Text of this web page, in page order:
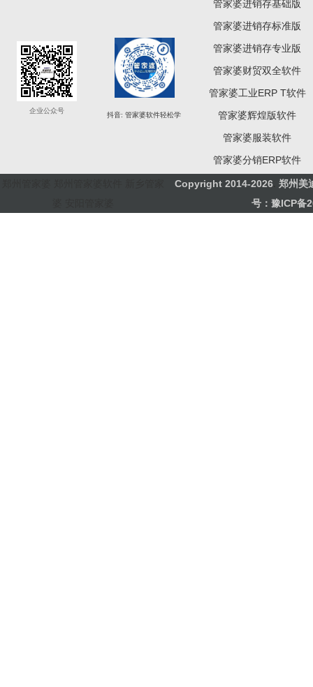
企业公众号
抖音: 管家婆软件轻松学
管家婆进销存基础版
管家婆进销存标准版
管家婆进销存专业版
管家婆财贸双全软件
管家婆工业ERP T软件
管家婆辉煌版软件
管家婆服装软件
管家婆分销ERP软件
Copyright 2014-2026 郑州美
号：豫ICP备